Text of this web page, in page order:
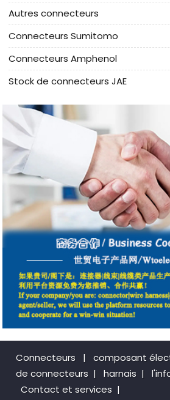
Autres connecteurs
Connecteurs Sumitomo
Connecteurs Amphenol
Stock de connecteurs JAE
Connecteurs | composant
de connecteurs | harnais |
Contact et services |